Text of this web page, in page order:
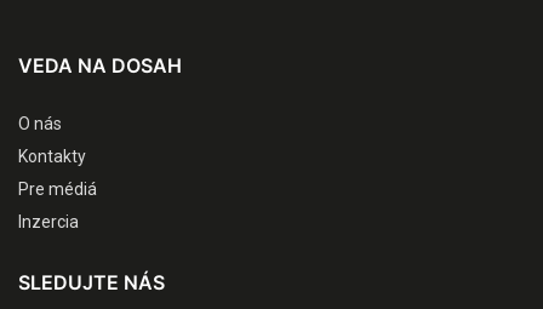
VEDA NA DOSAH
O nás
Kontakty
Pre médiá
Inzercia
SLEDUJTE NÁS